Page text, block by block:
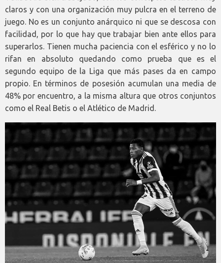
claros y con una organización muy pulcra en el terreno de
juego. No es un conjunto anárquico ni que se descosa con
facilidad, por lo que hay que trabajar bien ante ellos para
superarlos. Tienen mucha paciencia con el esférico y no lo
rifan en absoluto quedando como prueba que es el
segundo equipo de la Liga que más pases da en campo
propio. En términos de posesión acumulan una media de
48% por encuentro, a la misma altura que otros conjuntos
como el Real Betis o el Atlético de Madrid.